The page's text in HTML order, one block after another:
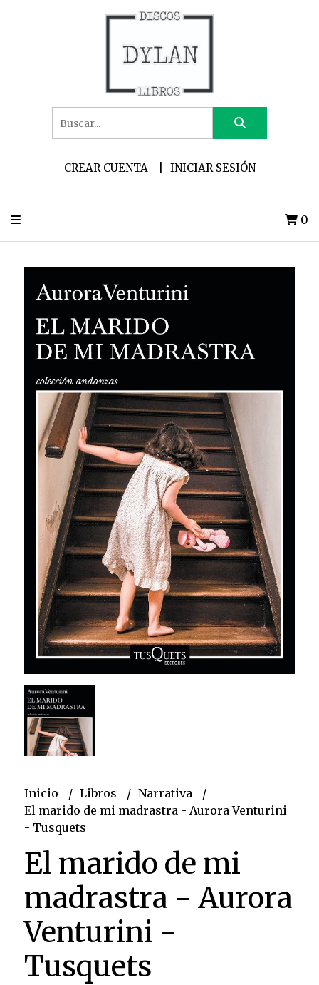
CREAR CUENTA INICIAR SESIÓN
0
Inicio Libros
Narrativa
El marido de mi madrastra - Aurora Venturini
- Tusquets
El marido de mi
madrastra - Aurora
Venturini -
Tusquets